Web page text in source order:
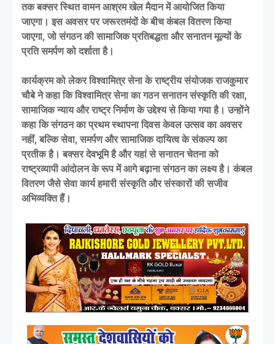
तक बक्सर स्थित वामन आश्रम खेल मैदान में आयोजित किया
जाएगा। इस अवसर पर जरूरतमंदों के बीच कंबल वितरण किया
जाएगा, जो संगठन की सामाजिक प्रतिबद्धता और सनातन मूल्यों के
प्रति समर्पण को दर्शाता है।
कार्यक्रम को लेकर विश्वामित्र सेना के राष्ट्रीय संयोजक राजकुमार
चौबे ने कहा कि विश्वामित्र सेना का गठन सनातन संस्कृति की रक्षा,
सामाजिक न्याय और राष्ट्र निर्माण के उद्देश्य से किया गया है। उन्होंने
कहा कि संगठन का प्रथम स्थापना दिवस केवल उत्सव का अवसर
नहीं, बल्कि सेवा, समर्पण और सामाजिक दायित्व के संकल्प का
प्रतीक है। बक्सर देवभूमि है और यहां से सनातन चेतना को
राष्ट्रव्यापी आंदोलन के रूप में आगे बढ़ाना संगठन का लक्ष्य है। कंबल
वितरण जैसे सेवा कार्य हमारी संस्कृति और संस्कारों की सजीव
अभिव्यक्ति हैं।